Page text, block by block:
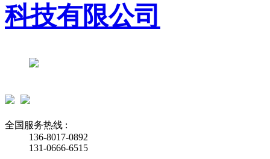
全国服务热线 :
136-8017-0892
131-0666-6515